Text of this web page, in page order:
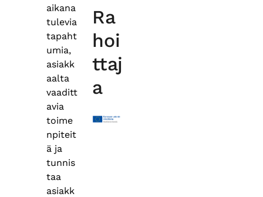
aikana
tulevia
tapaht
umia,
asiakk
aalta
vaaditt
avia
toime
npiteit
ä ja
tunnis
taa
asiakk
Ra
hoi
ttaj
a